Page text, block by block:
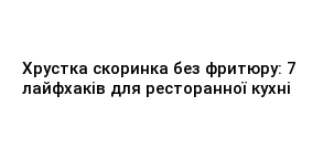
Хрустка скоринка без фритюру: 7
лайфхаків для ресторанної кухні